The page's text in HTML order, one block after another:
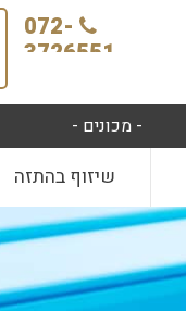
072-
3726551
- מכונים -
שיזוף בהתזה